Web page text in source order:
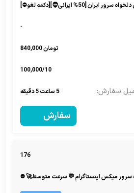
ایران [50% ایرانی🧔][دکمه لغو⛔]
-
تومان 840,000
100,000/10
5 ساعت 5 دقیقه
سفارش
176
سرور میکس اینستاگرام 💬 سرعت متوسط🚀 ⛔